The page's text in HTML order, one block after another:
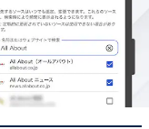
27インチ モニタ
内蔵ス
)